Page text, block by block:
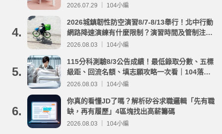
2026.07.29 ｜ 104小編
4.
2026城鎮韌性防空演習8/7-8/13舉行！北中行動
網路降速演練有什麼限制？演習時間及管制注意
事項整理
2026.08.03 ｜ 104小編
5.
115分科測驗8/3公告成績！最低錄取分數、五標
級距、回流名額、填志願攻略一次看｜104落點
分析
2026.08.03 ｜ 104小編
6.
你真的看懂JD了嗎？解析矽谷求職邏輯「先有職
缺，再有履歷」4區塊找出高薪籌碼
2026.08.03 ｜ 104小編